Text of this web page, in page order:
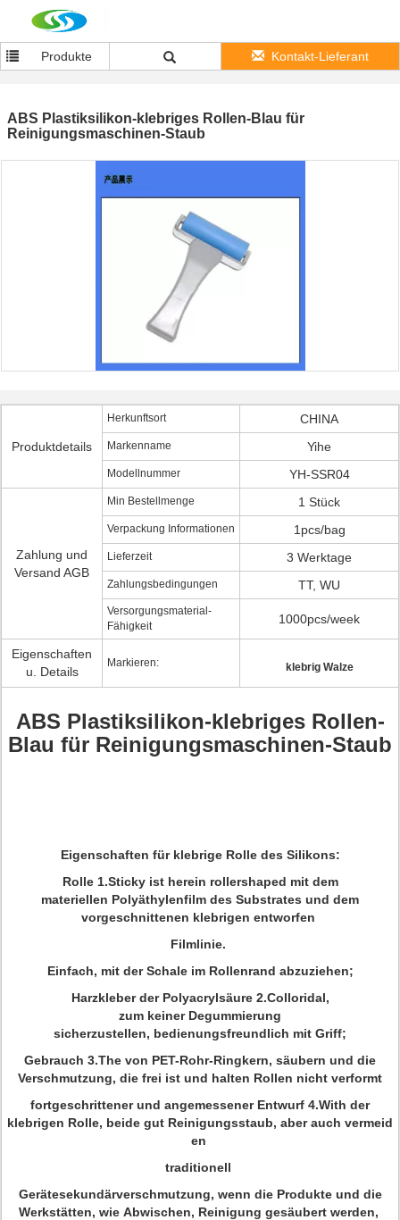
Produkte Kontakt-Lieferant
ABS Plastiksilikon-klebriges Rollen-Blau für
Reinigungsmaschinen-Staub
Produktdetails
Herkunftsort CHINA
Markenname Yihe
Modellnummer YH-SSR04
Zahlung und
Versand AGB
Min Bestellmenge 1 Stück
Verpackung Informationen 1pcs/bag
Lieferzeit 3 Werktage
Zahlungsbedingungen TT, WU
Versorgungsmaterial-
Fähigkeit
1000pcs/week
Eigenschaften
u. Details
Markieren: klebrig Walze
ABS Plastiksilikon-klebriges Rollen-
Blau für Reinigungsmaschinen-Staub
Eigenschaften für klebrige Rolle des Silikons:
Rolle 1.Sticky ist herein rollershaped mit dem
materiellen Polyäthylenfilm des Substrates und dem
vorgeschnittenen klebrigen entworfen
Filmlinie.
Einfach, mit der Schale im Rollenrand abzuziehen;
Harzkleber der Polyacrylsäure 2.Colloridal,
zum keiner Degummierung
sicherzustellen, bedienungsfreundlich mit Griff;
Gebrauch 3.The von PET-Rohr-Ringkern, säubern und die
Verschmutzung, die frei ist und halten Rollen nicht verformt
fortgeschrittener und angemessener Entwurf 4.With der
klebrigen Rolle, beide gut Reinigungsstaub, aber auch vermeid
en
traditionell
Gerätesekundärverschmutzung, wenn die Produkte und die
Werkstätten, wie Abwischen, Reinigung gesäubert werden,